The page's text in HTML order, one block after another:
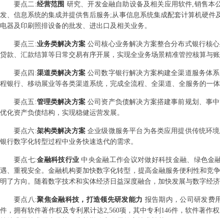
要点二:经营范围 研究、开发金融自助设备及相关应用软件,销售本
发、信息系统的集成并提供售后服务;从事信息系统集成配套计算机硬
电器及印刷照排设备的批发、进出口及相关业务。
要点三 :业务类解决方案公司核心业务解决方案整合分布式银行核
贷款、汇款结算等日常交易有序开展，实现全业务场景精准管控核算与
要点 四 :渠道类解决方案公司数字银行解决方案构建全渠道服务体
程银行、移动展业等各类渠道系统，完成全流程、全渠道、全服务的一
要点五 :管理类解决方案公司资产负债解决方案搭建事前规划、事
优化资产负债结构，实现稳健运营发展。
要点六:架构类解决方案企业级微服务平台为各类应用提供传统环
银行数字化转型过程中业务快速迭代的需求。
要点七:金融科技行业中央金融工作会议对做好科技金融、绿色金
遇、重视安全。金融机构要加快数字化转型，提高金融服务便利性和竞
明了方向。随着数字技术和实体经济日益深度融合，加快发展与数字经
要点 八 :聚焦金融科技，打造领先研发能力 报告期内，公司研发费
件，拥有软件著作权及专利累计达2,560项，其中专利146件，软件著作